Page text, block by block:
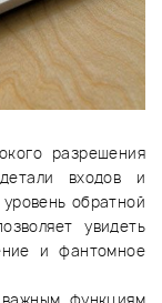
разрешения
входов и
обратной
увидеть
и фантомное